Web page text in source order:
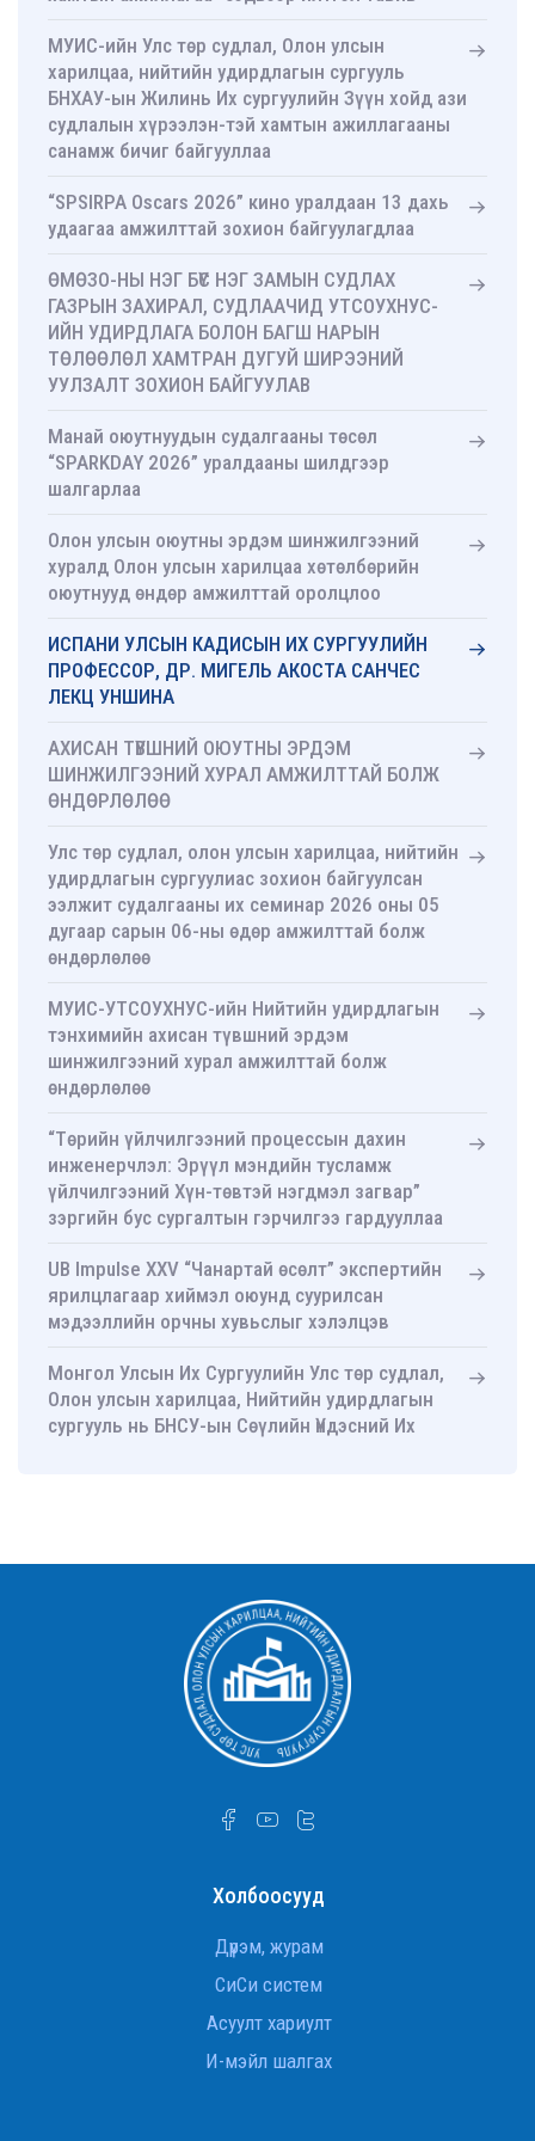
МУИС-ийн Улс төр судлал, Олон улсын
харилцаа, нийтийн удирдлагын сургууль
БНХАУ-ын Жилинь Их сургуулийн Зүүн хойд ази
судлалын хүрээлэн-тэй хамтын ажиллагааны
санамж бичиг байгууллаа
“SPSIRPA Oscars 2026” кино уралдаан 13 дахь
удаагаа амжилттай зохион байгуулагдлаа
ӨМӨЗО-НЫ НЭГ БҮС НЭГ ЗАМЫН СУДЛАХ
ГАЗРЫН ЗАХИРАЛ, СУДЛААЧИД УТСОУХНУС-
ИЙН УДИРДЛАГА БОЛОН БАГШ НАРЫН
ТӨЛӨӨЛӨЛ ХАМТРАН ДУГУЙ ШИРЭЭНИЙ
УУЛЗАЛТ ЗОХИОН БАЙГУУЛАВ
Манай оюутнуудын судалгааны төсөл
“SPARKDAY 2026” уралдааны шилдгээр
шалгарлаа
Олон улсын оюутны эрдэм шинжилгээний
хуралд Олон улсын харилцаа хөтөлбөрийн
оюутнууд өндөр амжилттай оролцлоо
ИСПАНИ УЛСЫН КАДИСЫН ИХ СУРГУУЛИЙН
ПРОФЕССОР, ДР. МИГЕЛЬ АКОСТА САНЧЕС
ЛЕКЦ УНШИНА
АХИСАН ТҮВШНИЙ ОЮУТНЫ ЭРДЭМ
ШИНЖИЛГЭЭНИЙ ХУРАЛ АМЖИЛТТАЙ БОЛЖ
ӨНДӨРЛӨЛӨӨ
Улс төр судлал, олон улсын харилцаа, нийтийн
удирдлагын сургуулиас зохион байгуулсан
ээлжит судалгааны их семинар 2026 оны 05
дугаар сарын 06-ны өдөр амжилттай болж
өндөрлөлөө
МУИС-УТСОУХНУС-ийн Нийтийн удирдлагын
тэнхимийн ахисан түвшний эрдэм
шинжилгээний хурал амжилттай болж
өндөрлөлөө
“Төрийн үйлчилгээний процессын дахин
инженерчлэл: Эрүүл мэндийн тусламж
үйлчилгээний Хүн-төвтэй нэгдмэл загвар”
зэргийн бус сургалтын гэрчилгээ гардууллаа
UB Impulse XXV “Чанартай өсөлт” экспертийн
ярилцлагаар хиймэл оюунд суурилсан
мэдээллийн орчны хувьслыг хэлэлцэв
Монгол Улсын Их Сургуулийн Улс төр судлал,
Олон улсын харилцаа, Нийтийн удирдлагын
сургууль нь БНСУ-ын Сөүлийн Үндэсний Их
гавьяаны улаан тугийн одонгоор шагнууллаа
УТСОУХНУС-ийн Улс төр судлалын тэнхимийн
ахмад багш Д.Оюунчимэг Хөдөлмөрийн
гавьяаны улаан тугийн одонгоор шагнууллаа.
УТСОУХНУС-ийн Улс төр судлалын тэнхимийн
ахмад багш Д.Оюунчимэг Хөдөлмөрийн
Л.Эрдэнэчулуун сайд
INTERNATIONAL RELATIONS STUDENTS VISIT THE
U.S. EMBASSY IN ULAANBAATAR
УИХ-ын гишүүн Ж.Баярмаа “Монголын улс төр”
Холбоосууд
Дүрэм, журам
СиСи систем
Асуулт хариулт
И-мэйл шалгах